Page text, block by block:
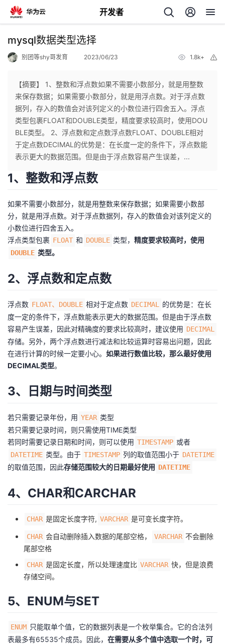
开发者
返
个
人
我
发
者
博
客
的
论
坛
我
的
圈
我
的
我
动
关
注
我
的
开
发
学
我
的
Programs
持
的
术
我
云
mysql数据类型选择
别团等shy哥发育 2023/06/23 1.8k+
【摘要】 1、整数和浮点数如果不需要小数部分，就是用整数
来保存数据；如果需要小数部分，就是用浮点数。对于浮点数
据列，存入的数值会对该列定义的小数位进行四舍五入。浮点
类型包裹FLOAT和DOUBLE类型，精度要求较高时，使用DOU
BLE类型。 2、浮点数和定点数浮点数FLOAT、DOUBLE相对
于定点数DECIMAL的优势是：在长度一定的条件下，浮点数能
表示更大的数据范围。但是由于浮点数容易产生误差，...
1、整数和浮点数
如果不需要小数部分，就是用整数来保存数据；如果需要小数部
分，就是用浮点数。对于浮点数据列，存入的数值会对该列定义的
小数位进行四舍五入。
浮点类型包裹 FLOAT 和 DOUBLE 类型， 精度要求较高时，使用
DOUBLE 类型。
2、浮点数和定点数
浮点数 FLOAT、DOUBLE 相对于定点数 DECIMAL 的优势是：在长
度一定的条件下，浮点数能表示更大的数据范围。但是由于浮点数
容易产生误差，因此对精确度的要求比较高时，建议使用 DECIMAL
存储。另外，两个浮点数进行减法和比较运算时容易出问题，因此
在进行计算的时候一定要小心。 如果进行数值比较，那么最好使用
DECIMAL类型。
3、日期与时间类型
若只需要记录年份，用 YEAR 类型
若只需要记录时间，则只需使用TIME类型
若同时需要记录日期和时间，则可以使用 TIMESTAMP 或者
DATETIME 类型。由于 TIMESTAMP 列的取值范围小于 DATETIME
的取值范围，因此存储范围较大的日期最好使用 DATETIME
4、CHAR和CARCHAR
CHAR 是固定长度字符, VARCHAR 是可变长度字符。
CHAR 会自动删除插入数据的尾部空格， VARCHAR 不会删除
尾部空格
CHAR 是固定长度，所以处理速度比 VARCHAR 快，但是浪费
存储空间。
5、ENUM与SET
ENUM 只能取单个值，它的数据列表是一个枚举集合。它的合法列
表最多有65535个成员。因此， 在需要从多个值中选取一个时，可